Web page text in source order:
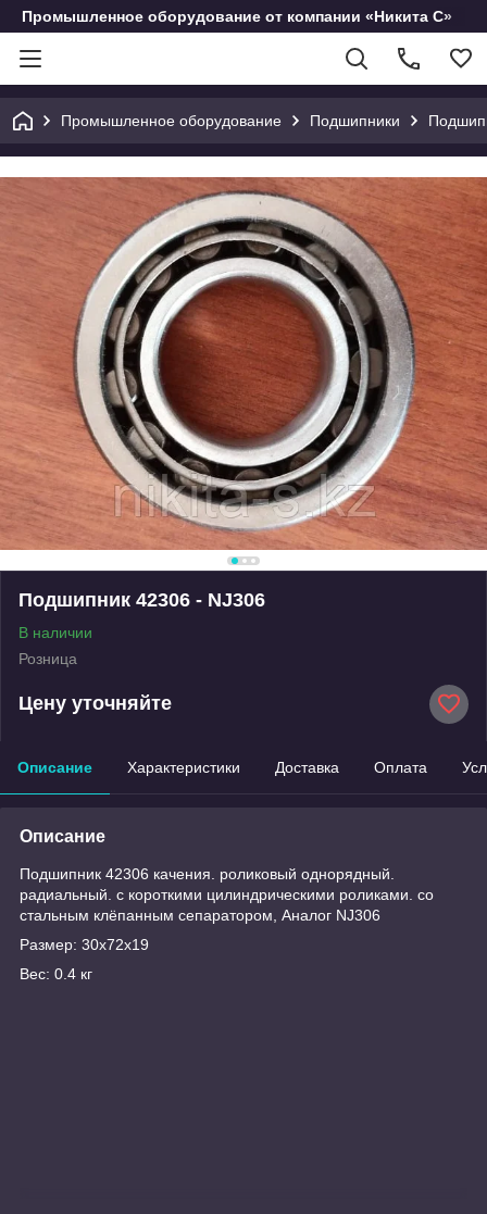
Промышленное оборудование от компании «Никита С»
Промышленное оборудование Подшипники
Подшипник 42306 - NJ306
В наличии
Розница
Цену уточняйте
Описание Характеристики Доставка Оплата
Описание
Подшипник 42306 качения. роликовый однорядный.
радиальный. с короткими цилиндрическими роликами. со
стальным клёпанным сепаратором, Аналог NJ306
Размер: 30x72x19
Вес: 0.4 кг